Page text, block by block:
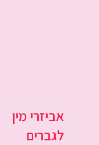
אביזרי מין
לגברים